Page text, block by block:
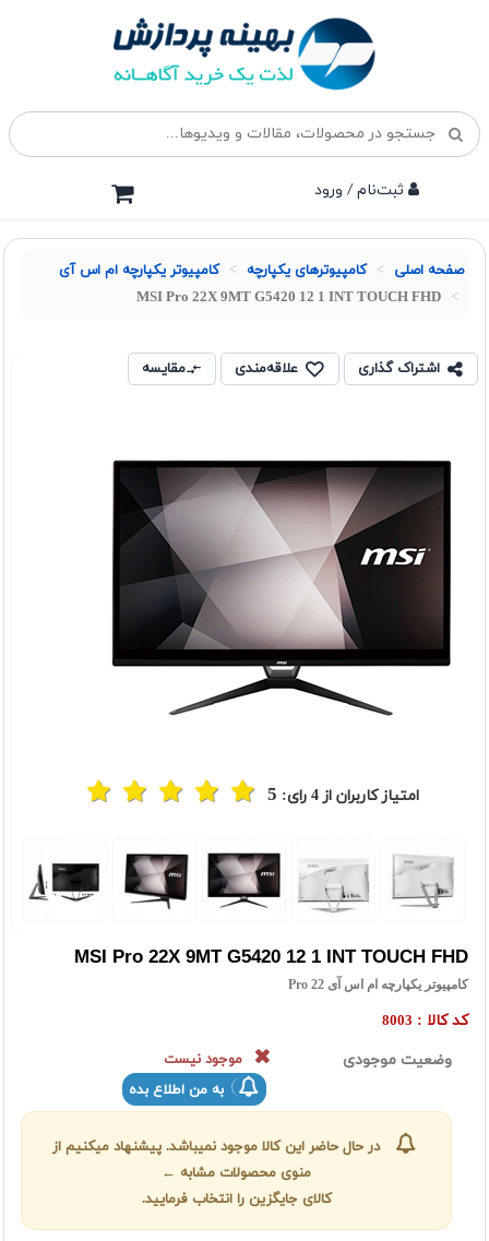
ثبت‌نام / ورود
صفحه اصلی کامپیوترهای یکپارچه کامپیوتر یکپارچه ام اس آی
MSI Pro 22X 9MT G5420 12 1 INT TOUCH FHD
اشتراک گذاری علاقه‌مندی مقایسه
امتیاز کاربران از4 رای: 5
MSI Pro 22X 9MT G5420 12 1 INT TOUCH FHD
کامپیوتر یکپارچه ام اس آی Pro 22
کد کالا : 8003
وضعیت موجودی
موجود نیست
به من اطلاع بده
در حال حاضر این کالا موجود نمیباشد. پیشنهاد میکنیم از
منوی محصولات مشابه ←
کالای جایگزین را انتخاب فرمایید.